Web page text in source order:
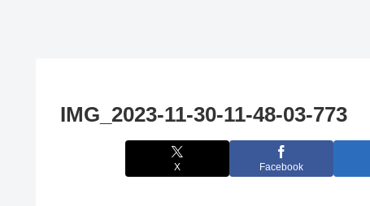
IMG_2023-11-30-11-48-03-773
X Facebook